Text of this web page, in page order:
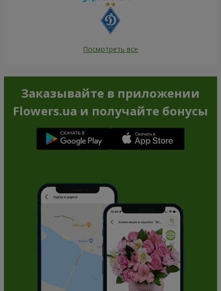
Посмотреть все
Заказывайте в приложении
Flowers.ua и получайте бонусы